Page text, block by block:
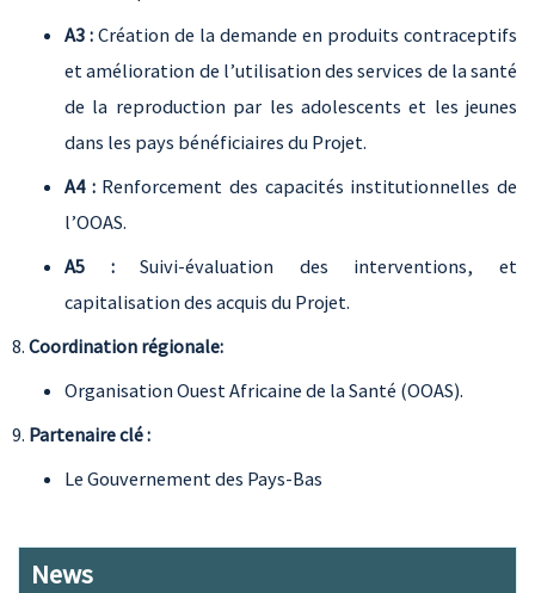
A3 : Création de la demande en produits contraceptifs
et amélioration de l’utilisation des services de la santé
de la reproduction par les adolescents et les jeunes
dans les pays bénéficiaires du Projet.
A4 :Renforcement des capacités institutionnelles de
l’OOAS.
A5 :Suivi-évaluation des interventions, et
capitalisation des acquis du Projet.
Coordination régionale:
Organisation Ouest Africaine de la Santé (OOAS).
Partenaire clé :
Le Gouvernement des Pays-Bas
News